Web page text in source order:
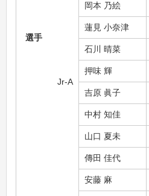
選手
Jr-A
岡本 乃絵
蓮見 小奈津
石川 晴菜
押味 輝
吉原 眞子
中村 知佳
山口 夏未
傳田 佳代
安藤 麻